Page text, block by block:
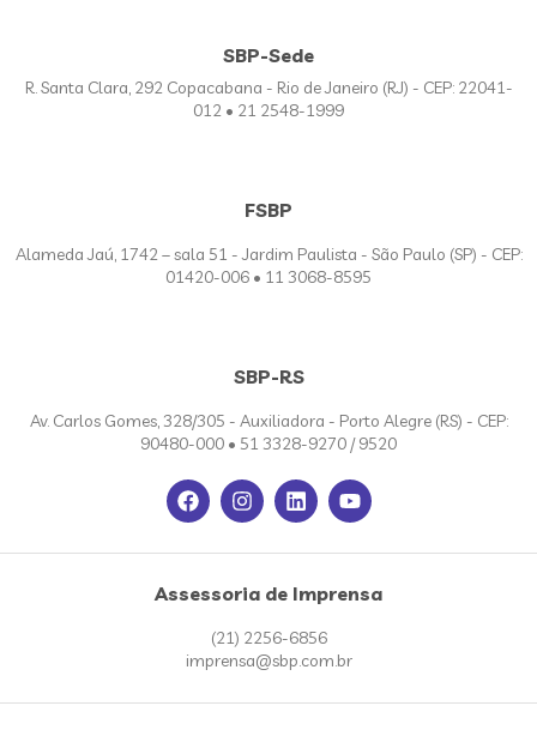
SBP-Sede
R. Santa Clara, 292 Copacabana - Rio de Janeiro (RJ) - CEP: 22041-
012 • 21 2548-1999
FSBP
Alameda Jaú, 1742 – sala 51 - Jardim Paulista - São Paulo (SP) - CEP:
01420-006 • 11 3068-8595
SBP-RS
Av. Carlos Gomes, 328/305 - Auxiliadora - Porto Alegre (RS) - CEP:
90480-000 • 51 3328-9270 / 9520
Assessoria de Imprensa
(21) 2256-6856
imprensa@sbp.com.br